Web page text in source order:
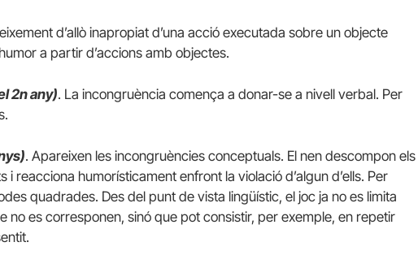
d’allò inapropiat d’una acció executada sobre un objecte
a partir d’accions amb objectes.
2n any). La incongruència comença a donar-se a nivell verbal. Per
. Apareixen les incongruències conceptuals. El nen descompon els
reacciona humorísticament enfront la violació d’algun d’ells. Per
quadrades. Des del punt de vista lingüístic, el joc ja no es limita
no es corresponen, sinó que pot consistir, per exemple, en repetir